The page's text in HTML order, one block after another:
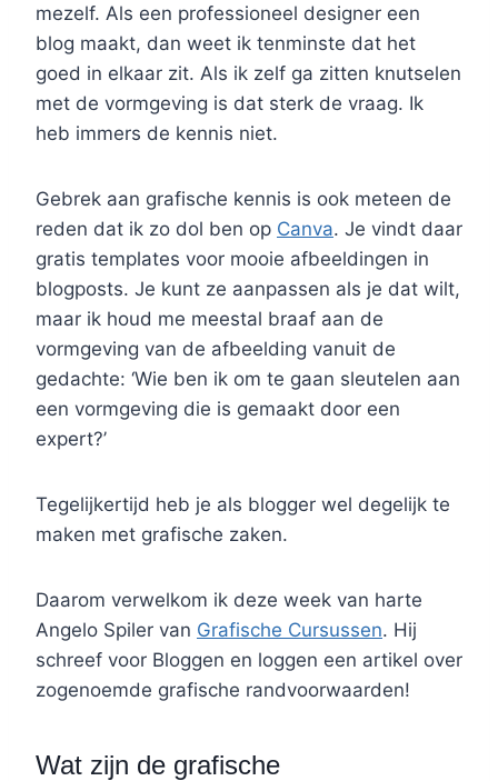
mezelf. Als een professioneel designer een
blog maakt, dan weet ik tenminste dat het
goed in elkaar zit. Als ik zelf ga zitten knutselen
met de vormgeving is dat sterk de vraag. Ik
heb immers de kennis niet.
Gebrek aan grafische kennis is ook meteen de
reden dat ik zo dol ben op Canva. Je vindt daar
gratis templates voor mooie afbeeldingen in
blogposts. Je kunt ze aanpassen als je dat wilt,
maar ik houd me meestal braaf aan de
vormgeving van de afbeelding vanuit de
gedachte: ‘Wie ben ik om te gaan sleutelen aan
een vormgeving die is gemaakt door een
expert?’
Tegelijkertijd heb je als blogger wel degelijk te
maken met grafische zaken.
Daarom verwelkom ik deze week van harte
Angelo Spiler van Grafische Cursussen. Hij
schreef voor Bloggen en loggen een artikel over
zogenoemde grafische randvoorwaarden!
Wat zijn de grafische